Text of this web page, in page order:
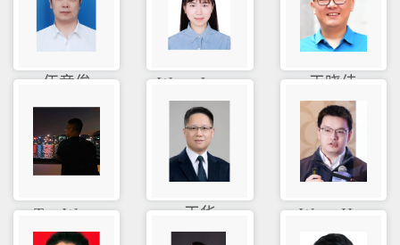
伍章俊 Wang Joyc... 王晓佳
Tao Wang 王华 Wang Hao